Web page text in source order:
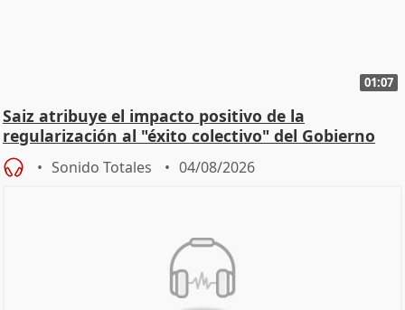
01:07
Saiz atribuye el impacto positivo de la
regularización al "éxito colectivo" del Gobierno
Sonido Totales 04/08/2026